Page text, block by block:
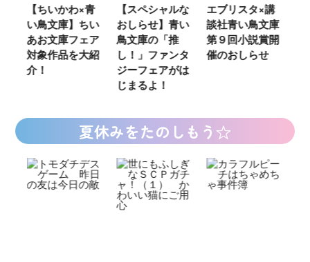
【ちいかわ×青
い鳥文庫】ちい
あお文庫フェア
対象作品を大紹
介！
【スペシャルな
おしらせ】青い
鳥文庫の「推
し！」ファンタ
ジーフェアがは
じまるよ！
エブリスタ×講
談社青い鳥文庫
第９回小説賞開
催のおしらせ
夏休みをたのしもう☆